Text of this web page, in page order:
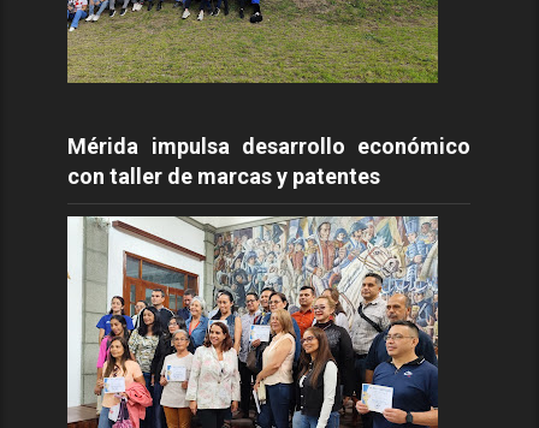
Mérida impulsa desarrollo económico
con taller de marcas y patentes